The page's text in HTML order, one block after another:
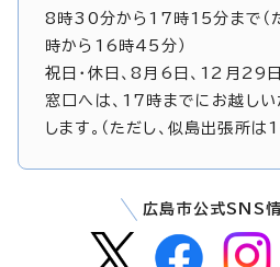
8時30分から17時15分まで（
時から16時45分）
祝日・休日、8月6日、12月29
窓口へは、17時までにお越し
します。（ただし、似島出張所
広島市公式SNS